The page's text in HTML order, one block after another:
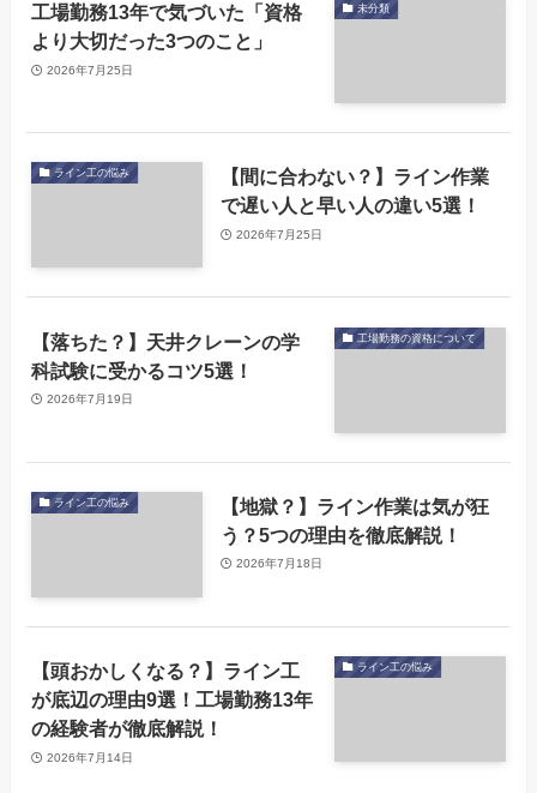
未分類
工場勤務13年で気づいた「資格
より大切だった3つのこと」
2026年7月25日
ライン工の悩み
【間に合わない？】ライン作業
で遅い人と早い人の違い5選！
2026年7月25日
工場勤務の資格について
【落ちた？】天井クレーンの学
科試験に受かるコツ5選！
2026年7月19日
ライン工の悩み
【地獄？】ライン作業は気が狂
う？5つの理由を徹底解説！
2026年7月18日
ライン工の悩み
【頭おかしくなる？】ライン工
が底辺の理由9選！工場勤務13年
の経験者が徹底解説！
2026年7月14日